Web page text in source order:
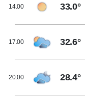
14.00 33.0°
17.00 32.6°
20.00 28.4°